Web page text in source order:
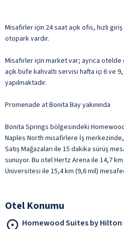
Misafirler için 24 saat açık ofis, hızlı
otopark vardır.
Misafirler için market var; ayrıca
açık büfe kahvaltı servisi hafta içi 6 ve
yapılmaktadır.
Promenade at Bonita Bay yakınında
Bonita Springs bölgesindeki
Naples North misafirlere İş
Satış Mağazaları ile 15 dakika sürüş
sunuyor. Bu otel Hertz Arena ile 14,7
Üniversitesi ile 15,4 km (9,6 mil)
Otel Konumu
Homewood Suites by